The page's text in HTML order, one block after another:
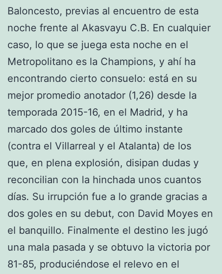
Baloncesto, previas al encuentro de esta
noche frente al Akasvayu C.B. En cualquier
caso, lo que se juega esta noche en el
Metropolitano es la Champions, y ahí ha
encontrando cierto consuelo: está en su
mejor promedio anotador (1,26) desde la
temporada 2015-16, en el Madrid, y ha
marcado dos goles de último instante
(contra el Villarreal y el Atalanta) de los
que, en plena explosión, disipan dudas y
reconcilian con la hinchada unos cuantos
días. Su irrupción fue a lo grande gracias a
dos goles en su debut, con David Moyes en
el banquillo. Finalmente el destino les jugó
una mala pasada y se obtuvo la victoria por
81-85, produciéndose el relevo en el